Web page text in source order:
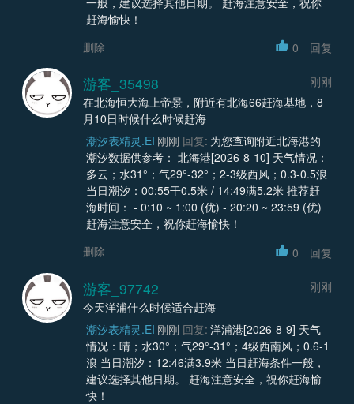
赶海愉快！
删除
0 回复
游客_35498
刚刚
在北海恒大海上帝景，附近有北海66赶海基地，8
月10日时候什么时候赶海
潮汐表精灵.EI 刚刚 回复: 为您查询附近北海港的
潮汐数据供参考： 北海港[2026-8-10] 天气情况：
多云；水31°；气29°-32°；2-3级西风；0.3-0.5浪
当日潮汐：00:55干0.5米 / 14:49满5.2米 推荐赶
海时间： - 0:10 ~ 1:00 (优) - 20:20 ~ 23:59 (优)
赶海注意安全，祝你赶海愉快！
删除
0 回复
游客_97742
刚刚
今天洋浦什么时候适合赶海
潮汐表精灵.EI 刚刚 回复: 洋浦港[2026-8-9] 天气
情况：晴；水30°；气29°-31°；4级西南风；0.6-1
浪 当日潮汐：12:46满3.9米 当日赶海条件一般，
建议选择其他日期。 赶海注意安全，祝你赶海愉
快！